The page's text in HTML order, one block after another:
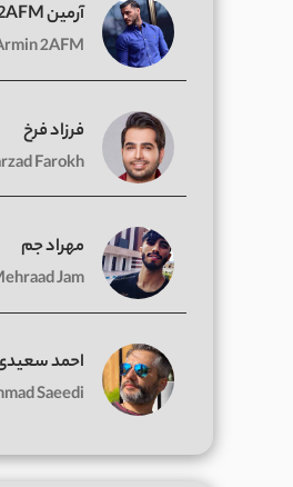
آرمین 2AFM
2AFM
فرزاد فرخ
Farokh
مهراد جم
Jam
احمد
Saeedi